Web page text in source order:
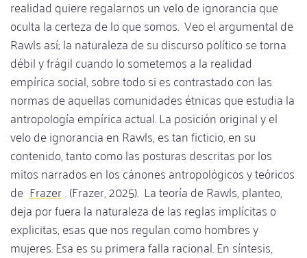
realidad quiere regalarnos un velo de ignorancia que
oculta la certeza de lo que somos. Veo el argumental de
Rawls así; la naturaleza de su discurso político se torna
débil y frágil cuando lo sometemos a la realidad
empírica social, sobre todo si es contrastado con las
normas de aquellas comunidades étnicas que estudia la
antropología empírica actual. La posición original y el
velo de ignorancia en Rawls, es tan ficticio, en su
contenido, tanto como las posturas descritas por los
mitos narrados en los cánones antropológicos y teóricos
de Frazer. (Frazer, 2025). La teoría de Rawls, planteo,
deja por fuera la naturaleza de las reglas implícitas o
explicitas, esas que nos regulan como hombres y
mujeres. Esa es su primera falla racional. En síntesis,